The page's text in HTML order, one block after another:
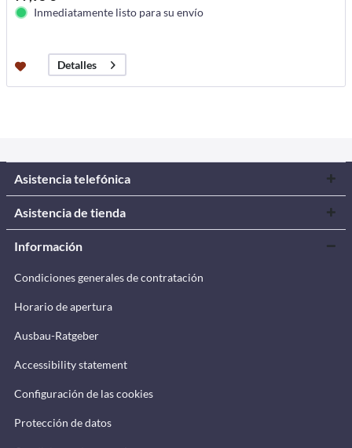
Inmediatamente listo para su envío
Detalles
Asistencia telefónica
Asistencia de tienda
Información
Condiciones generales de contratación
Horario de apertura
Ausbau-Ratgeber
Accessibility statement
Configuración de las cookies
Protección de datos